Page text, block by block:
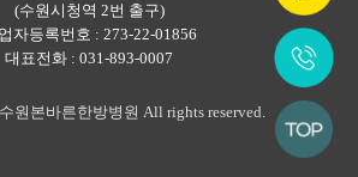
(수원시청역 2번 출구)
자등록번호 : 273-22-01856
대표전화 : 031-893-0007
원본바른한방병원 All rights reserved.